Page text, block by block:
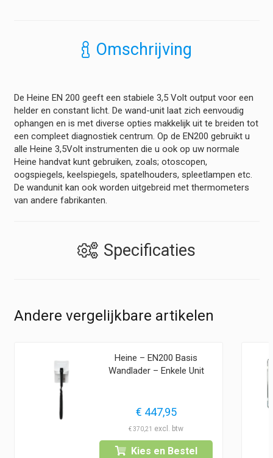
Omschrijving
De Heine EN 200 geeft een stabiele 3,5 Volt output voor een
helder en constant licht. De wand-unit laat zich eenvoudig
ophangen en is met diverse opties makkelijk uit te breiden tot
een compleet diagnostiek centrum. Op de EN200 gebruikt u
alle Heine 3,5Volt instrumenten die u ook op uw normale
Heine handvat kunt gebruiken, zoals; otoscopen,
oogspiegels, keelspiegels, spatelhouders, spleetlampen etc. ​
De wandunit kan ook worden uitgebreid met thermometers
van andere fabrikanten.
Specificaties
Andere vergelijkbare artikelen
Heine – EN200 Basis
Wandlader – Enkele Unit
€ 447,95
€370,21
Kies en Bestel